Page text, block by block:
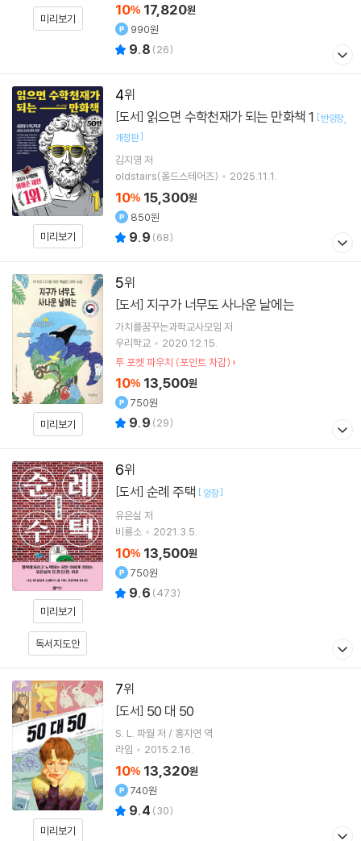
미리보기
10% 17,820원
990원
9.8 (26)
4
미리보기
[도서] 읽으면 수학천재가 되는 만화책 1 [반양장
개정판]
김지영 저
oldstairs(올드스테어즈)
2025.11.1.
10% 15,300원
850원
9.9 (68)
5
미리보기
[도서] 지구가 너무도 사나운 날에는
가치를꿈꾸는과학교사모임 저
우리학교
2020.12.15.
투 포켓 파우치 (포인트 차감)
10% 13,500원
750원
9.9 (29)
6
미리보기
독서지도안
[도서] 순례 주택 [ 양장]
유은실 저
비룡소
2021.3.5.
10% 13,500원
750원
9.6 (473)
7
미리보기
[도서] 50 대 50
S. L. 파월 저 / 홍지연 역
라임
2015.2.16.
10% 13,320원
740원
9.4 (30)